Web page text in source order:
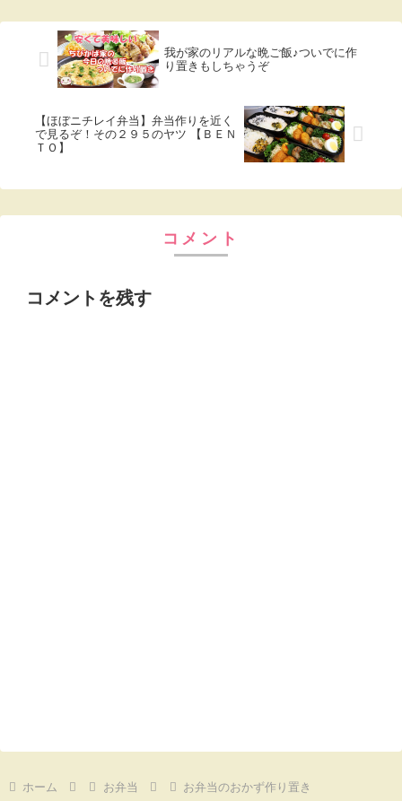
我が家のリアルな晩ご飯♪ついでに作
り置きもしちゃうぞ
【ほぼニチレイ弁当】弁当作りを近く
で見るぞ！その２９５のヤツ 【ＢＥＮ
ＴＯ】
コメント
コメントを残す
ホーム お弁当 お弁当のおかず作り置き